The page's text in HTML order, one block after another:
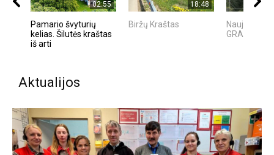
02:55
Pamario švyturių
kelias. Šilutės kraštas
iš arti
18:48
Biržų Kraštas
Naujoji
GRAŽIOJI
Aktualijos